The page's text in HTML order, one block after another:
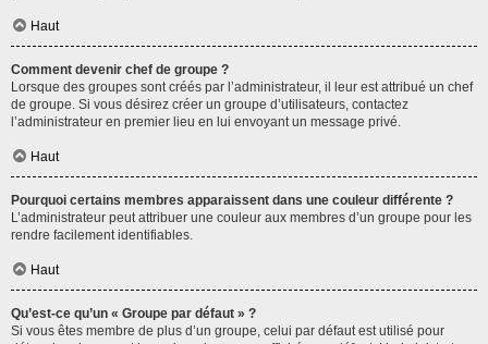
Haut
Comment devenir chef de groupe ?
Lorsque des groupes sont créés par l’administrateur, il leur est attribué un chef
de groupe. Si vous désirez créer un groupe d’utilisateurs, contactez
l’administrateur en premier lieu en lui envoyant un message privé.
Haut
Pourquoi certains membres apparaissent dans une couleur différente ?
L’administrateur peut attribuer une couleur aux membres d’un groupe pour les
rendre facilement identifiables.
Haut
Qu’est-ce qu’un « Groupe par défaut » ?
Si vous êtes membre de plus d’un groupe, celui par défaut est utilisé pour